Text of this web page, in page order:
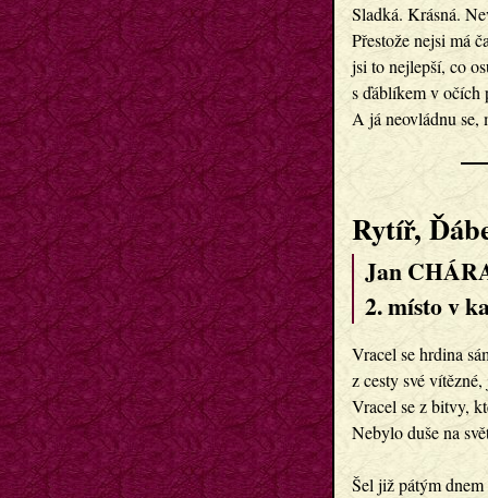
Sladká. Krásná.
Přestože nejsi má
jsi to nejlepší, co
s ďáblíkem v očích
A já neovládnu se,
Rytíř,
Jan
2. místo v
Vracel se hrdina
z cesty své
Vracel se z bitvy,
Nebylo duše na
Šel již pátým